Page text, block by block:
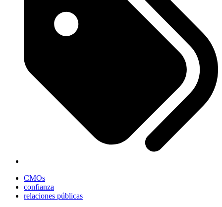
CMOs
confianza
relaciones públicas